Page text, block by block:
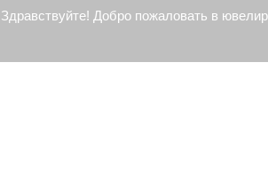
Здравствуйте! Добро пожаловать в